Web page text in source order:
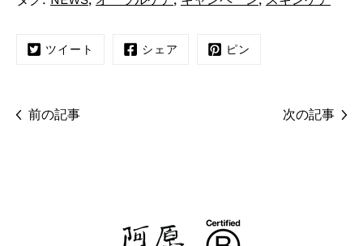
ツイート シェア ピン
前の記事 次の記事